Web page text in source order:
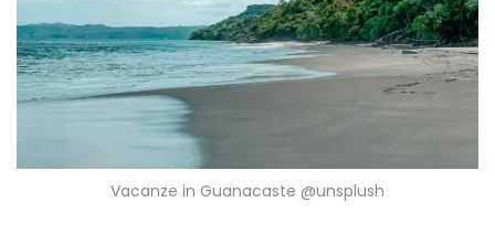
Vacanze in Guanacaste @unsplush